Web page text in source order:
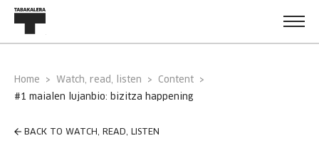
Home Watch, read, listen
Content
#1 maialen lujanbio: bizitza happening
BACK TO WATCH, READ, LISTEN